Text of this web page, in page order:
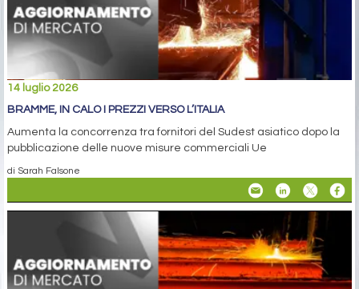
14 luglio 2026
BRAMME, IN CALO I PREZZI VERSO L’ITALIA
Aumenta la concorrenza tra fornitori del Sudest asiatico dopo la
pubblicazione delle nuove misure commerciali Ue
di Sarah Falsone